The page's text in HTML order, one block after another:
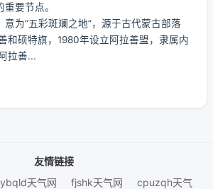
要节点。
意为“五彩斑斓之地”，源于古代蒙古部落
和硕特旗，1980年设立阿拉善盟，隶属内
拉善...
友情链接
天气网 fjshk天气网 cpuzqh天气